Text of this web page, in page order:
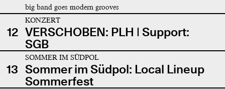
big band goes modern grooves
12
KONZERT
VERSCHOBEN: PLH | Support:
SGB
13
SOMMER IM SÜDPOL
Sommer im Südpol: Local Lineup
Sommerfest